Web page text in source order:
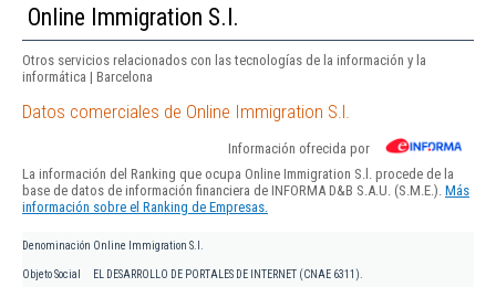
Online Immigration S.l.
Otros servicios relacionados con las tecnologías de la información y la
informática | Barcelona
Datos comerciales de Online Immigration S.l.
Información ofrecida por
La información del Ranking que ocupa Online Immigration S.l. procede de la
base de datos de información financiera de INFORMA D&B S.A.U. (S.M.E.). Más
información sobre el Ranking de Empresas.
Denominación Online Immigration S.l.
Objeto Social EL DESARROLLO DE PORTALES DE INTERNET (CNAE 6311).